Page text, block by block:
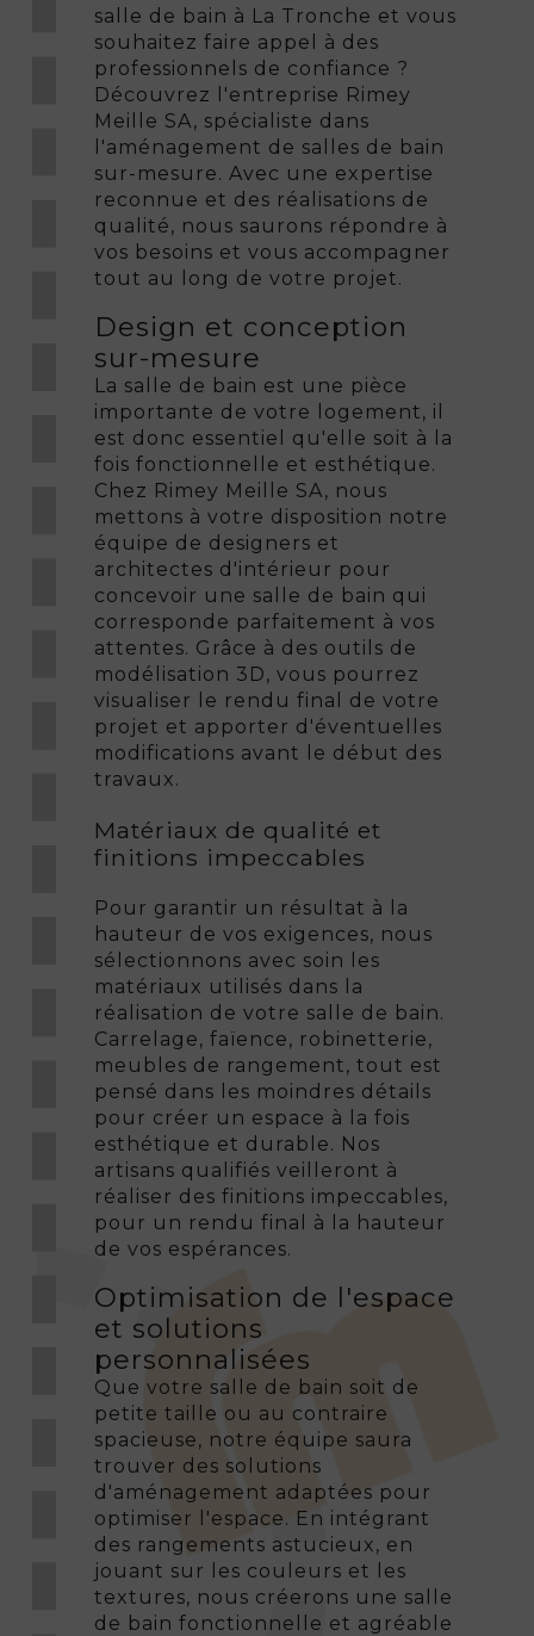
salle de bain à La Tronche et vous
souhaitez faire appel à des
professionnels de confiance ?
Découvrez l'entreprise Rimey
Meille SA, spécialiste dans
l'aménagement de salles de bain
sur-mesure. Avec une expertise
reconnue et des réalisations de
qualité, nous saurons répondre à
vos besoins et vous accompagner
tout au long de votre projet.
Design et conception
sur-mesure
La salle de bain est une pièce
importante de votre logement, il
est donc essentiel qu'elle soit à la
fois fonctionnelle et esthétique.
Chez Rimey Meille SA, nous
mettons à votre disposition notre
équipe de designers et
architectes d'intérieur pour
concevoir une salle de bain qui
corresponde parfaitement à vos
attentes. Grâce à des outils de
modélisation 3D, vous pourrez
visualiser le rendu final de votre
projet et apporter d'éventuelles
modifications avant le début des
travaux.
Matériaux de qualité et
finitions impeccables
Pour garantir un résultat à la
hauteur de vos exigences, nous
sélectionnons avec soin les
matériaux utilisés dans la
réalisation de votre salle de bain.
Carrelage, faïence, robinetterie,
meubles de rangement, tout est
pensé dans les moindres détails
pour créer un espace à la fois
esthétique et durable. Nos
artisans qualifiés veilleront à
réaliser des finitions impeccables,
pour un rendu final à la hauteur
de vos espérances.
Optimisation de l'espace
et solutions
personnalisées
Que votre salle de bain soit de
petite taille ou au contraire
spacieuse, notre équipe saura
trouver des solutions
d'aménagement adaptées pour
optimiser l'espace. En intégrant
des rangements astucieux, en
jouant sur les couleurs et les
textures, nous créerons une salle
de bain fonctionnelle et agréable